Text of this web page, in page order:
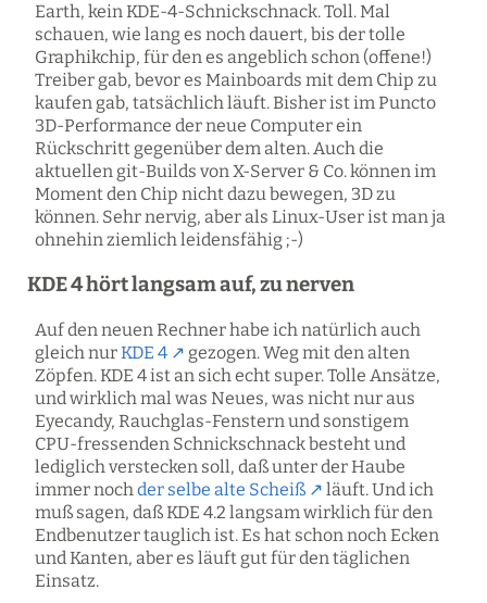
Earth, kein KDE-4-Schnickschnack. Toll. Mal
schauen, wie lang es noch dauert, bis der tolle
Graphikchip, für den es angeblich schon (offene!)
Treiber gab, bevor es Mainboards mit dem Chip zu
kaufen gab, tatsächlich läuft. Bisher ist im Puncto
3D-Performance der neue Computer ein
Rückschritt gegenüber dem alten. Auch die
aktuellen git-Builds von X-Server & Co. können im
Moment den Chip nicht dazu bewegen, 3D zu
können. Sehr nervig, aber als Linux-User ist man ja
ohnehin ziemlich leidensfähig ;-)
KDE 4 hört langsam auf, zu nerven
Auf den neuen Rechner habe ich natürlich auch
gleich nurKDE 4
gezogen. Weg mit den alten
Zöpfen. KDE 4 ist an sich echt super. Tolle Ansätze,
und wirklich mal was Neues, was nicht nur aus
Eyecandy, Rauchglas-Fenstern und sonstigem
CPU-fressenden Schnickschnack besteht und
lediglich verstecken soll, daß unter der Haube
immer nochder selbe alte Scheiß
läuft. Und ich
muß sagen, daß KDE 4.2 langsam wirklich für den
Endbenutzer tauglich ist. Es hat schon noch Ecken
und Kanten, aber es läuft gut für den täglichen
Einsatz.